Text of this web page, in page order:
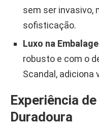
sem ser invasivo,
sofisticação.
Luxo na
robusto e com o
Scandal, adiciona
Experiência
Duradoura